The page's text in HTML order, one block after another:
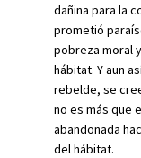
dañina para la
prometió
pobreza moral
hábitat. Y aun
rebelde, se
no es más que
abandonada
del hábitat.